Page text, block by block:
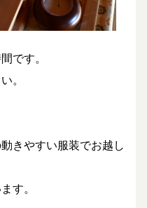
です。
。
きやすい服装でお越し
す。